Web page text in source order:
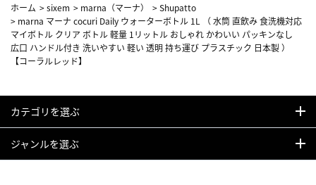
ホーム >sixem > marna（マーナ） >Shupatto
> marna マーナ cocuri Daily ウォーターボトル 1L （ 水筒 直飲み 食洗機対応
マイボトル クリア ボトル 軽量 1リットル おしゃれ かわいい パッキンなし
広口 ハンドル付き 洗いやすい 軽い 透明 持ち運び プラスチック 日本製 ）
【コーラルレッド】
カテゴリを選ぶ
ジャンルを選ぶ